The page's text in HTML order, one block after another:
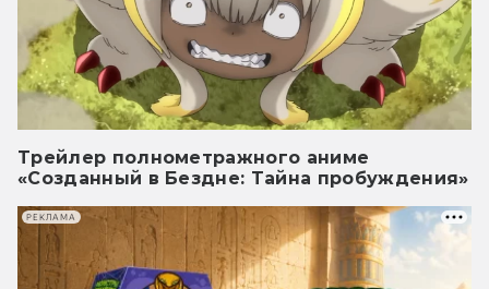
Трейлер полнометражного аниме
«Созданный в Бездне: Тайна пробуждения»
РЕКЛАМА